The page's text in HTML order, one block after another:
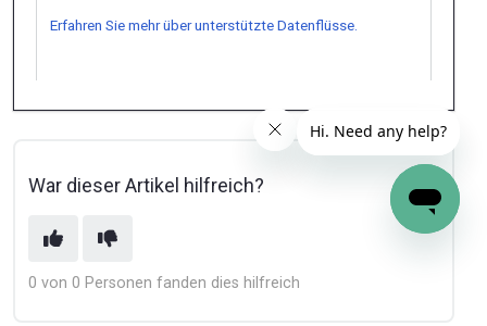
Erfahren Sie mehr über unterstützte Datenflüsse.
War dieser Artikel hilfreich?
0 von 0 Personen fanden dies hilfreich